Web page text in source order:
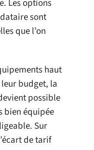
Les options
sont
que l’on
haut
budget, la
possible
bien équipée
Sur
de tarif